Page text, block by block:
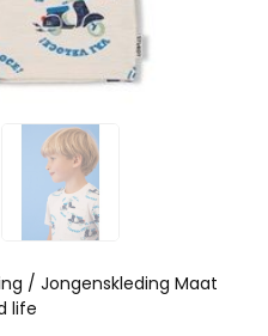
/ Jongenskleding Maat
life